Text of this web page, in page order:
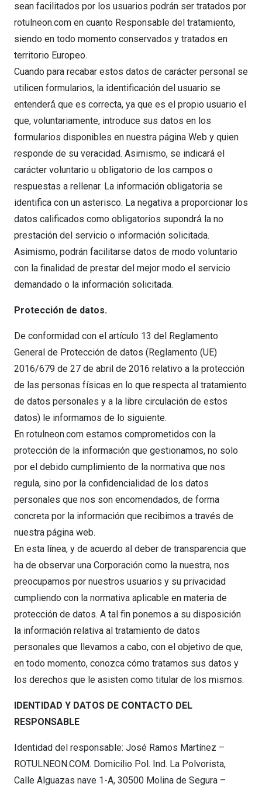
sean facilitados por los usuarios podrán ser tratados por
rotulneon.com en cuanto Responsable del tratamiento,
siendo en todo momento conservados y tratados en
territorio Europeo.
Cuando para recabar estos datos de carácter personal se
utilicen formularios, la identificación del usuario se
entenderá́ que es correcta, ya que es el propio usuario el
que, voluntariamente, introduce sus datos en los
formularios disponibles en nuestra página Web y quien
responde de su veracidad. Asimismo, se indicará el
carácter voluntario u obligatorio de los campos o
respuestas a rellenar. La información obligatoria se
identifica con un asterisco. La negativa a proporcionar los
datos calificados como obligatorios supondrá́ la no
prestación del servicio o información solicitada.
Asimismo, podrán facilitarse datos de modo voluntario
con la finalidad de prestar del mejor modo el servicio
demandado o la información solicitada.
Protección de datos.
De conformidad con el artículo 13 del Reglamento
General de Protección de datos (Reglamento (UE)
2016/679 de 27 de abril de 2016 relativo a la protección
de las personas físicas en lo que respecta al tratamiento
de datos personales y a la libre circulación de estos
datos) le informamos de lo siguiente.
En rotulneon.com estamos comprometidos con la
protección de la información que gestionamos, no solo
por el debido cumplimiento de la normativa que nos
regula, sino por la confidencialidad de los datos
personales que nos son encomendados, de forma
concreta por la información que recibimos a través de
nuestra página web.
En esta línea, y de acuerdo al deber de transparencia que
ha de observar una Corporación como la nuestra, nos
preocupamos por nuestros usuarios y su privacidad
cumpliendo con la normativa aplicable en materia de
protección de datos. A tal fin ponemos a su disposición
la información relativa al tratamiento de datos
personales que llevamos a cabo, con el objetivo de que,
en todo momento, conozca cómo tratamos sus datos y
los derechos que le asisten como titular de los mismos.
IDENTIDAD Y DATOS DE CONTACTO DEL
RESPONSABLE
Identidad del responsable: José Ramos Martínez –
ROTULNEON.COM. Domicilio Pol. Ind. La Polvorista,
Calle Alguazas nave 1-A, 30500 Molina de Segura –